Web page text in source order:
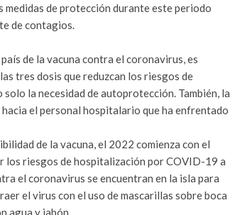
medidas de protección durante este periodo
de contagios.
de la vacuna contra el coronavirus, es
tres dosis que reduzcan los riesgos de
la necesidad de autoprotección. También, la
el personal hospitalario que ha enfrentado
de la vacuna, el 2022 comienza con el
los riesgos de hospitalización por COVID-19 a
el coronavirus se encuentran en la isla para
el virus con el uso de mascarillas sobre boca
agua y jabón.